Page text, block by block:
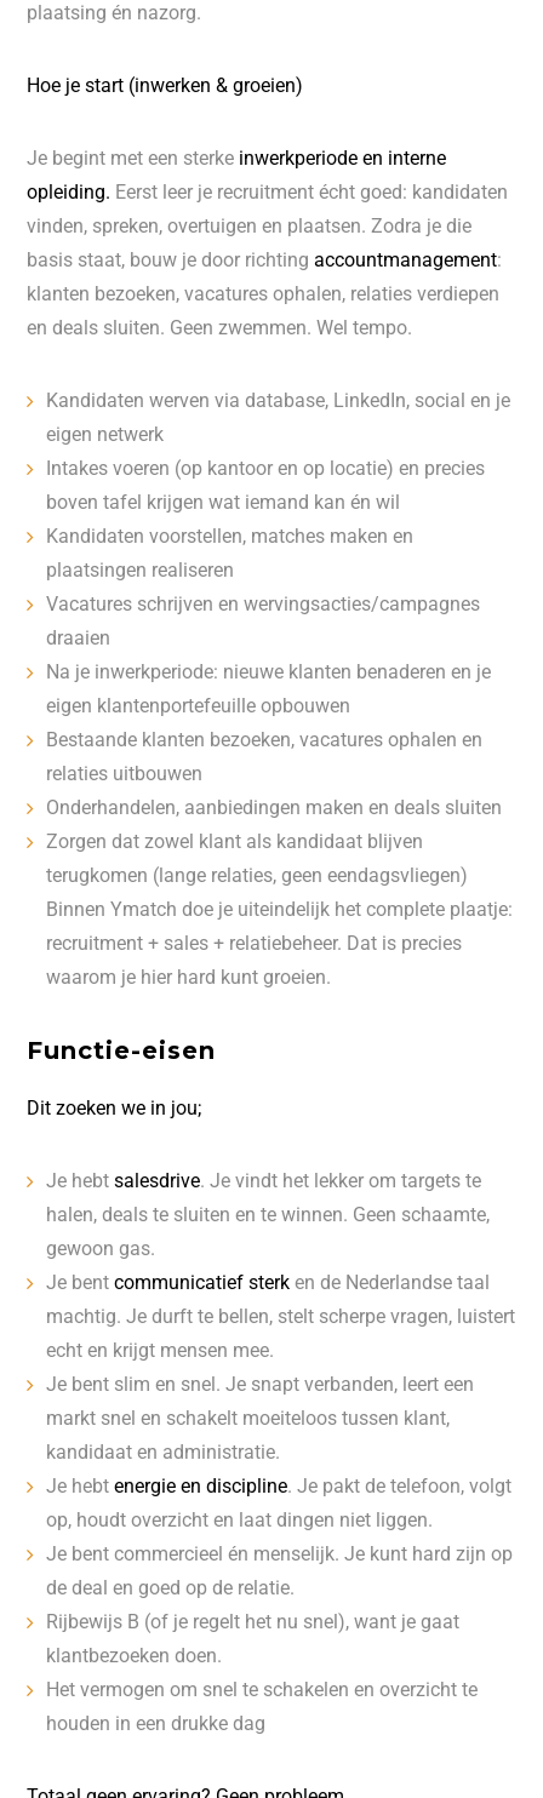
plaatsing én nazorg.
Hoe je start (inwerken & groeien)
Je begint met een sterke inwerkperiode en interne
opleiding. Eerst leer je recruitment écht goed: kandidaten
vinden, spreken, overtuigen en plaatsen. Zodra je die
basis staat, bouw je door richtingaccountmanagement:
klanten bezoeken, vacatures ophalen, relaties verdiepen
en deals sluiten. Geen zwemmen. Wel tempo.
Kandidaten werven via database, LinkedIn, social en je
eigen netwerk
Intakes voeren (op kantoor en op locatie) en precies
boven tafel krijgen wat iemand kan én wil
Kandidaten voorstellen, matches maken en
plaatsingen realiseren
Vacatures schrijven en wervingsacties/campagnes
draaien
Na je inwerkperiode: nieuwe klanten benaderen en je
eigen klantenportefeuille opbouwen
Bestaande klanten bezoeken, vacatures ophalen en
relaties uitbouwen
Onderhandelen, aanbiedingen maken en deals sluiten
Zorgen dat zowel klant als kandidaat blijven
terugkomen (lange relaties, geen eendagsvliegen)
Binnen Ymatch doe je uiteindelijk het complete plaatje:
recruitment + sales + relatiebeheer. Dat is precies
waarom je hier hard kunt groeien.
Functie-eisen
Dit zoeken we in jou;
Je hebtsalesdrive. Je vindt het lekker om targets te
halen, deals te sluiten en te winnen. Geen schaamte,
gewoon gas.
Je bentcommunicatief sterken de Nederlandse taal
machtig. Je durft te bellen, stelt scherpe vragen, luistert
echt en krijgt mensen mee.
Je bent slim en snel. Je snapt verbanden, leert een
markt snel en schakelt moeiteloos tussen klant,
kandidaat en administratie.
Je hebtenergie en discipline. Je pakt de telefoon, volgt
op, houdt overzicht en laat dingen niet liggen.
Je bent commercieel én menselijk. Je kunt hard zijn op
de deal en goed op de relatie.
Rijbewijs B (of je regelt het nu snel), want je gaat
klantbezoeken doen.
Het vermogen om snel te schakelen en overzicht te
houden in een drukke dag